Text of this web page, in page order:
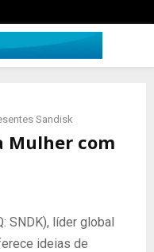
Sandisk
Mulher com
SNDK), líder global
ideias de